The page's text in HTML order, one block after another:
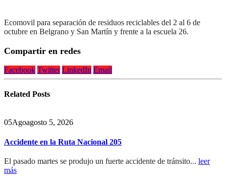
Ecomovil para separación de residuos reciclables del 2 al 6 de
octubre en Belgrano y San Martín y frente a la escuela 26.
Compartir en redes
Facebook Twitter LinkedIn Email
Related Posts
05Agoagosto 5, 2026
Accidente en la Ruta Nacional 205
El pasado martes se produjo un fuerte accidente de tránsito... leer
más